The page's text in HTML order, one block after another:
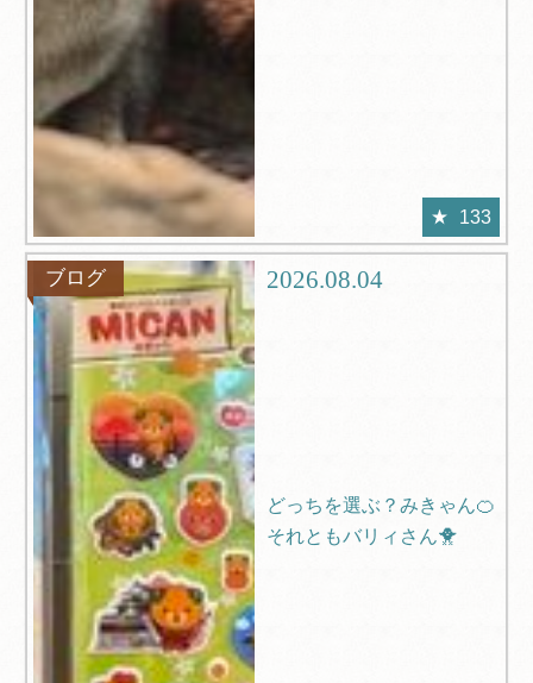
133
ブログ 2026.08.04
どっちを選ぶ？みきゃん🍊
それともバリィさん🐥